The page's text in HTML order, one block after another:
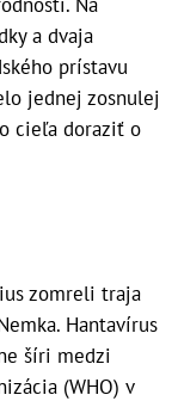
a dvaja
prístavu
jednej zosnulej
cieľa doraziť o
zomreli traja
Hantavírus
šíri medzi
(WHO) v